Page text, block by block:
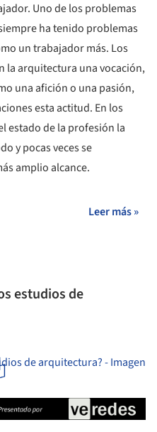
Uno de los problemas
ha tenido problemas
un trabajador más. Los
la arquitectura una vocación,
una afición o una pasión,
esta actitud. En los
estado de la profesión la
y pocas veces se
amplio alcance.
Leer más »
estudios de